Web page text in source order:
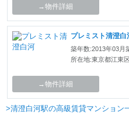
→物件詳細
プレミスト清澄白
築年数:2013年03月
所在地:東京都江東
→物件詳細
>清澄白河駅の高級賃貸マンション